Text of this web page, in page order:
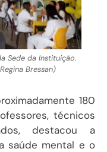
Sede da Instituição.
Bressan)
180
técnicos
destacou a
saúde mental e o